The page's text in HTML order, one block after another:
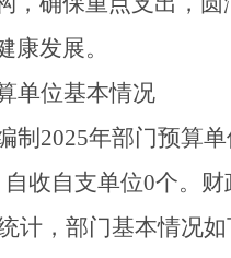
康发展。
单位基本情况
制2025年部门预算
收自支单位0个。
计，部门基本情况